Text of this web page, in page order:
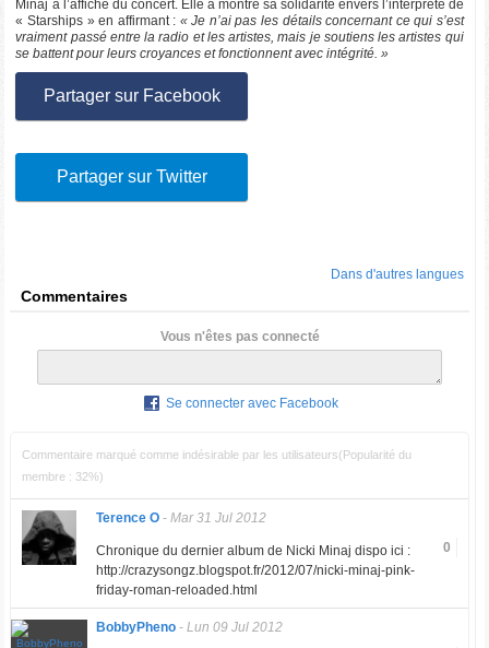
Minaj à l’affiche du concert. Elle a montré sa solidarité envers l’interprète de
« Starships » en affirmant : « Je n’ai pas les détails concernant ce qui s’est
vraiment passé entre la radio et les artistes, mais je soutiens les artistes qui
se battent pour leurs croyances et fonctionnent avec intégrité. »
Partager sur Facebook
Partager sur Twitter
Dans d'autres langues
Commentaires
Vous n'êtes pas connecté
Se connecter avec Facebook
Commentaire marqué comme indésirable par les utilisateurs(Popularité du
membre : 32%)
Terence O- Mar 31 Jul 2012
0
Chronique du dernier album de Nicki Minaj dispo ici :
http://crazysongz.blogspot.fr/2012/07/nicki-minaj-pink-
friday-roman-reloaded.html
BobbyPheno- Lun 09 Jul 2012